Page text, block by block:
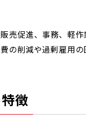
売促進、事務、軽
の削減や過剰雇用の
徴